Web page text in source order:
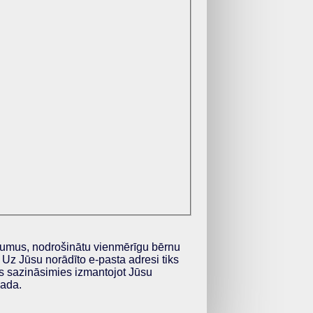
nodrošinātu vienmērīgu bērnu
Jūsu norādīto e-pasta adresi tiks
sazināsimies izmantojot Jūsu